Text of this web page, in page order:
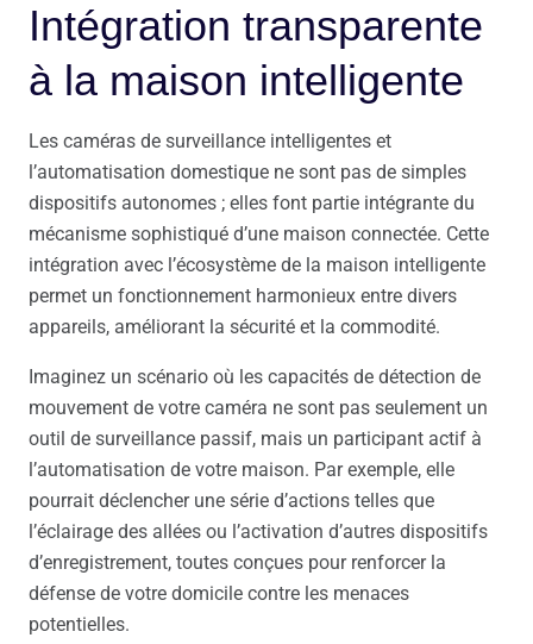
Intégration transparente
à la maison intelligente
Les caméras de surveillance intelligentes et
l’automatisation domestique ne sont pas de simples
dispositifs autonomes ; elles font partie intégrante du
mécanisme sophistiqué d’une maison connectée. Cette
intégration avec l’écosystème de la maison intelligente
permet un fonctionnement harmonieux entre divers
appareils, améliorant la sécurité et la commodité.
Imaginez un scénario où les capacités de détection de
mouvement de votre caméra ne sont pas seulement un
outil de surveillance passif, mais un participant actif à
l’automatisation de votre maison. Par exemple, elle
pourrait déclencher une série d’actions telles que
l’éclairage des allées ou l’activation d’autres dispositifs
d’enregistrement, toutes conçues pour renforcer la
défense de votre domicile contre les menaces
potentielles.